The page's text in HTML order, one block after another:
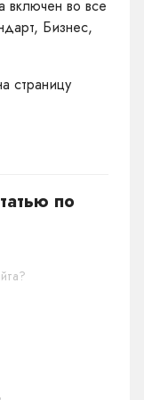
включен во все
Бизнес,
страницу
по